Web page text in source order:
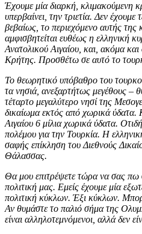
Έχουμε μία διαρκή, κλιμακούμενη
υπερβαίνει, την τριετία. Δεν έχουμε
βεβαίως, το περιεχόμενο αυτής της
αμφισβητείται ευθέως η ελληνική
Ανατολικού Αιγαίου, και, ακόμα και
Κρήτης. Προσθέτω σε αυτό το
Το θεωρητικό υπόβαθρο του
τα νησιά, ανεξαρτήτως μεγέθους –
τέταρτο μεγαλύτερο νησί της
δικαίωμα εκτός από χωρικά ύδατα.
Αιγαίου 6 μίλια χωρικά ύδατα.
πολέμου για την Τουρκία. Η
σαφής επίκληση του Διεθνούς
Θάλασσας.
Θα μου επιτρέψετε τώρα να σας
πολιτική μας. Εμείς έχουμε μία
πολιτική κύκλων. Έξι κύκλων.
Αν θυμάστε το παλιό σήμα της
είναι αλληλοτεμνόμενοι, αλλά δεν